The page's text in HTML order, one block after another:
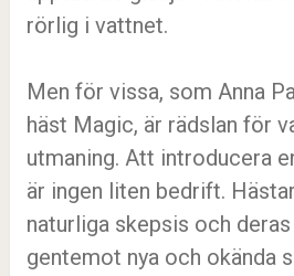
rörlig i vattnet.
Men för vissa, som Anna
häst Magic, är rädslan för
utmaning. Att introducera
är ingen liten bedrift.
naturliga skepsis och
gentemot nya och okända